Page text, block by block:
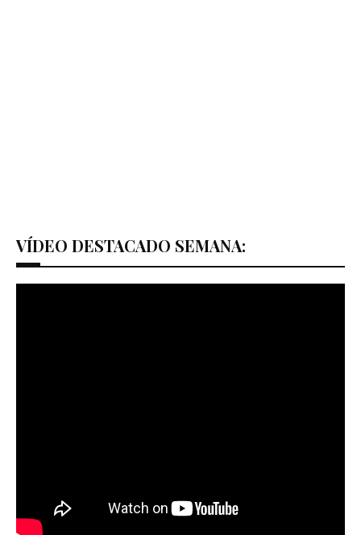
VÍDEO DESTACADO SEMANA: